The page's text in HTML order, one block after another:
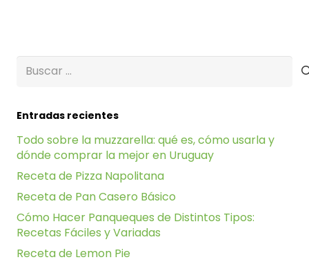
Buscar:
Entradas recientes
Todo sobre la muzzarella: qué es, cómo usarla y
dónde comprar la mejor en Uruguay
Receta de Pizza Napolitana
Receta de Pan Casero Básico
Cómo Hacer Panqueques de Distintos Tipos:
Recetas Fáciles y Variadas
Receta de Lemon Pie